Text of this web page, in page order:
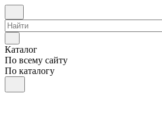
Каталог
По всему сайту
По каталогу